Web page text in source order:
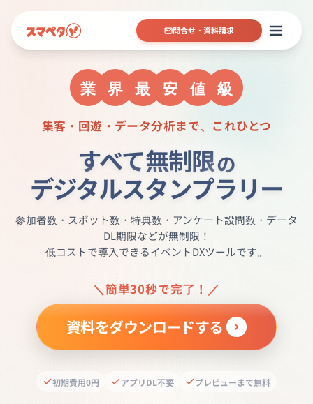
問合せ・資料請求
業 界 最 安 値 級
集客・回遊・データ分析まで、これひとつ
すべて無制限の
デジタルスタンプラリー
参加者数・スポット数・特典数・アンケート設問数・データ
DL期限などが無制限！
低コストで導入できるイベントDXツールです。
＼簡単30秒で完了！／
資料をダウンロードする
初期費用0円 アプリDL不要 プレビューまで無料